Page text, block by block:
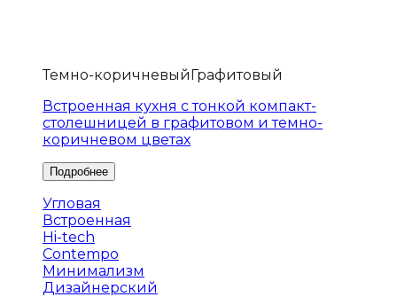
Темно-коричневыйГрафитовый
Встроенная кухня с тонкой компакт-
столешницей в графитовом и темно-
коричневом цветах
Угловая
Встроенная
Hi-tech
Contempo
Минимализм
Дизайнерский